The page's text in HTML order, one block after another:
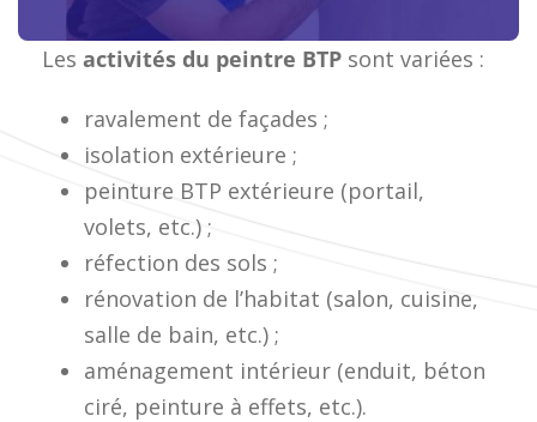
Les activités du peintre BTP sont variées :
ravalement de façades ;
isolation extérieure ;
peinture BTP extérieure (portail,
volets, etc.) ;
réfection des sols ;
rénovation de l’habitat (salon, cuisine,
salle de bain, etc.) ;
aménagement intérieur (enduit, béton
ciré, peinture à effets, etc.).